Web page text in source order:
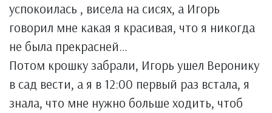
успокоилась , висела на сисях, а Игорь
говорил мне какая я красивая, что я никогда
не была прекрасней…
Потом крошку забрали, Игорь ушел Веронику
в сад вести, а я в 12:00 первый раз встала, я
знала, что мне нужно больше ходить, чтоб